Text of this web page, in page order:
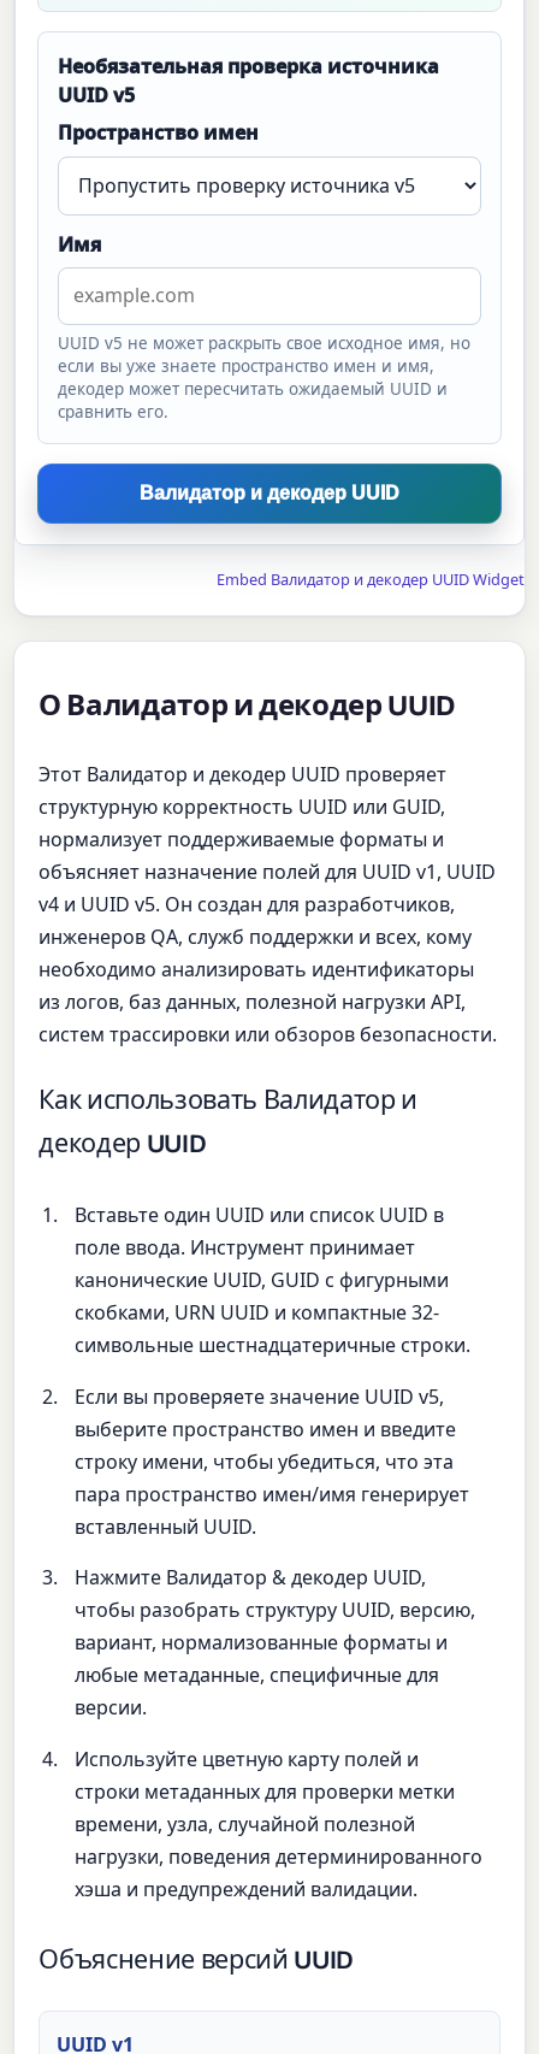
Необязательная проверка источника
UUID v5
Пространство имен
Имя
UUID v5 не может раскрыть свое исходное имя, но
если вы уже знаете пространство имен и имя,
декодер может пересчитать ожидаемый UUID и
сравнить его.
Валидатор и декодер UUID
Embed Валидатор и декодер UUID Widget
О Валидатор и декодер UUID
Этот Валидатор и декодер UUID проверяет
структурную корректность UUID или GUID,
нормализует поддерживаемые форматы и
объясняет назначение полей для UUID v1, UUID
v4 и UUID v5. Он создан для разработчиков,
инженеров QA, служб поддержки и всех, кому
необходимо анализировать идентификаторы
из логов, баз данных, полезной нагрузки API,
систем трассировки или обзоров безопасности.
Как использовать Валидатор и
декодер UUID
Вставьте один UUID или список UUID в
поле ввода. Инструмент принимает
канонические UUID, GUID с фигурными
скобками, URN UUID и компактные 32-
символьные шестнадцатеричные строки.
Если вы проверяете значение UUID v5,
выберите пространство имен и введите
строку имени, чтобы убедиться, что эта
пара пространство имен/имя генерирует
вставленный UUID.
Нажмите Валидатор & декодер UUID,
чтобы разобрать структуру UUID, версию,
вариант, нормализованные форматы и
любые метаданные, специфичные для
версии.
Используйте цветную карту полей и
строки метаданных для проверки метки
времени, узла, случайной полезной
нагрузки, поведения детерминированного
хэша и предупреждений валидации.
Объяснение версий UUID
UUID v1